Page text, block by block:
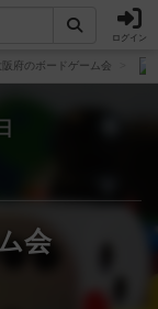
ログイン
阪府のボードゲーム会
会